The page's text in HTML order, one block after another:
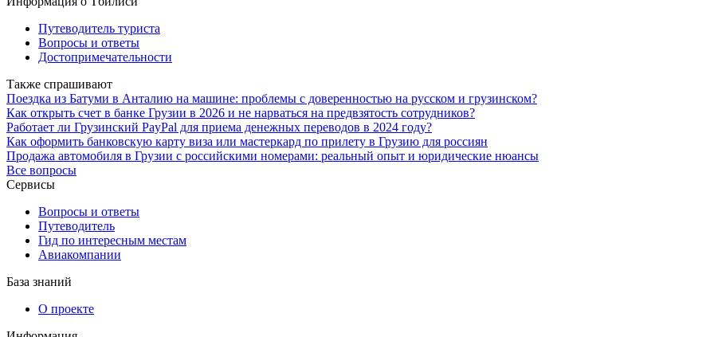
Путеводитель туриста
Вопросы и ответы
Достопримечательности
Также спрашивают
Поездка из Батуми в Анталию на машине: проблемы с доверенностью на русском и грузинском?
Как открыть счет в банке Грузии в 2026 и не нарваться на предвзятость сотрудников?
Работает ли Грузинский PayPal для приема денежных переводов в 2024 году?
Как оформить банковскую карту виза или мастеркард по прилету в Грузию для россиян
Продажа автомобиля в Грузии с российскими номерами: реальный опыт и юридические нюансы
Все вопросы
Сервисы
Вопросы и ответы
Путеводитель
Гид по интересным местам
Авиакомпании
База знаний
О проекте